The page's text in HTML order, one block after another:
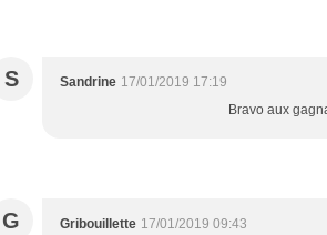
S Sandrine 17/01/2019 17:19
Bravo aux
G Gribouillette 17/01/2019 09:43